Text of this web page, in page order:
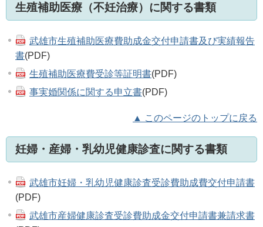
生殖補助医療（不妊治療）に関する書類
武雄市生殖補助医療費助成金交付申請書及び実績報告
書(PDF)
生殖補助医療費受診等証明書(PDF)
事実婚関係に関する申立書(PDF)
▲ このページのトップに戻る
妊婦・産婦・乳幼児健康診査に関する書類
武雄市妊婦・乳幼児健康診査受診費助成費交付申請書
(PDF)
武雄市産婦健康診査受診費助成金交付申請書兼請求書